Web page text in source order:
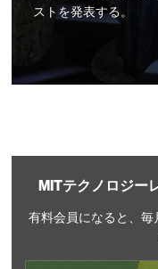
ストを発表する。
MITテクノロジー
有料会員になると、毎